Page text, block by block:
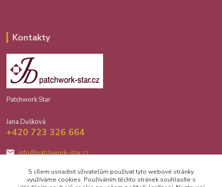
Kontakty
Patchwork Star
Jana Dušková
+420 723 326 664
info@patchwork-star.cz
S cílem usnadnit uživatelům používat tyto webové stránky
využíváme cookies. Používáním těchto stránek souhlasíte s